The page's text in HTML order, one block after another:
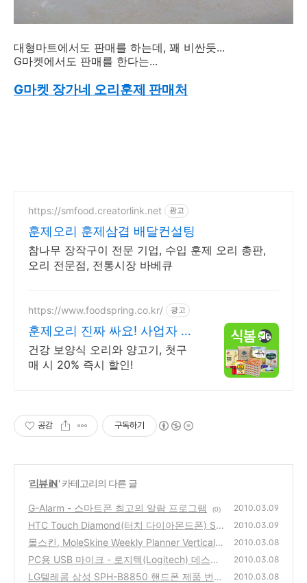
대형마트에서도 판매를 하는데, 꽤 비싼듯...
G마켓에서도 판매를 한다는...
G마켓 장가네 오리훈제 판매처
https://smfood.creatorlink.net 광고
훈제오리 훈제삼겹 배달컨설팅
참나무 장작구이 전문 기업, 수입 훈제 오리 총판,
오리 전문점, 전통시장 바베큐
https://www.foodspring.co.kr/ 광고
훈제오리 진짜 싸요! 사업자 전
용 특가
건강 보양식 오리와 양고기, 첫구
매 시 20% 즉시 할인!
공감 구독하기
'리뷰 iN' 카테고리의 다른 글
G-Alarm - 스마트폰 최고의 알람 프로그램 (0) 2010.03.09
HTC Touch Diamond(터치 다이아몬드폰) SK
T 번호이동
(4)
2010.03.09
몰스킨, MoleSkine Weekly Planner Vertical L
ayout - Hard Cover
(0)
2010.03.08
PC용 USB 마이크 - 로지텍(Logitech) 데스크
탑 용
(0)
2010.03.08
LG텔레콤 삼성 SPH-B8850 핸드폰 제품 번호
2010.03.08